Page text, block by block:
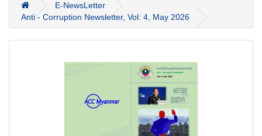
E-NewsLetter
Anti - Corruption Newsletter, Vol: 4, May 2026